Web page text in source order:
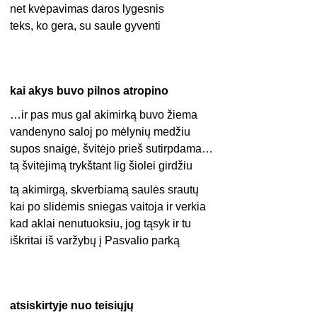
net kvėpavimas daros lygesnis
teks, ko gera, su saule gyventi
kai akys buvo pilnos atropino
…ir pas mus gal akimirką buvo žiema
vandenyno saloj po mėlynių medžiu
supos snaigė, švitėjo prieš sutirpdama…
tą švitėjimą trykštant lig šiolei girdžiu
tą akimirgą, skverbiamą saulės srautų
kai po slidėmis sniegas vaitoja ir verkia
kad aklai nenutuoksiu, jog tąsyk ir tu
iškritai iš varžybų į Pasvalio parką
atsiskirtyje nuo teisiųjų